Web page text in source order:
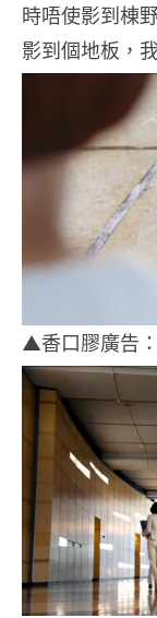
時唔使影到棟
影到個地板，
▲香口膠廣告